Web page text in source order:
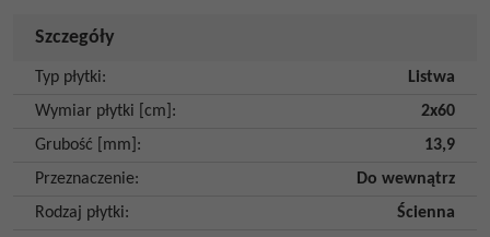
Szczegóły
Typ płytki:
Listwa
Wymiar płytki [cm] :
2x60
Grubość [mm] :
13,9
Przeznaczenie:
Do wewnątrz
Rodzaj płytki:
Ścienna